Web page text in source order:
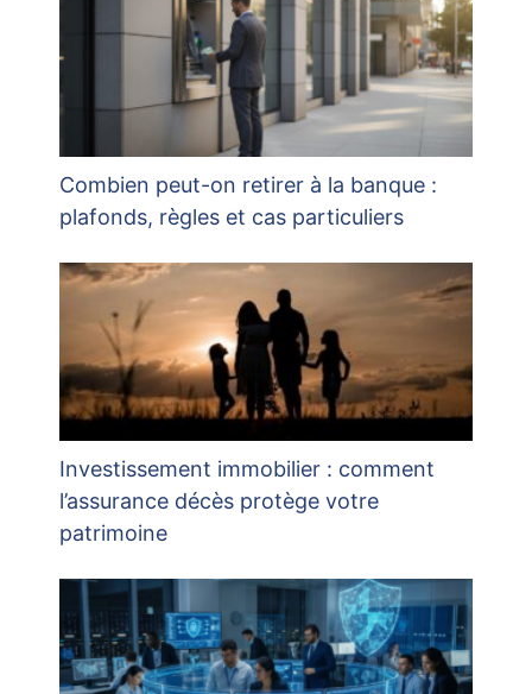
Combien peut-on retirer à la banque :
plafonds, règles et cas particuliers
Investissement immobilier : comment
l’assurance décès protège votre
patrimoine